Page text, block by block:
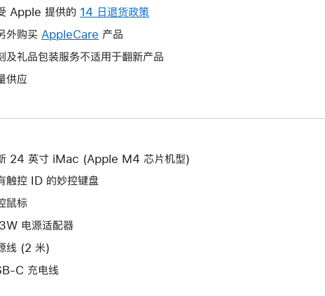
操
打
Apple 提供的 14 日退货政策
将
新
窗
外购买 AppleCare 此
操
开
的
产品
及礼品包装服务不适用于翻新产品
供应
24 英寸 iMac (Apple M4 芯片机型)
触控 ID 的妙控键盘
鼠标
电源适配器
线 (2 米)
C 充电线